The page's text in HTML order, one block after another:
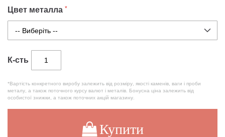
Цвет металла
К-сть
*Вартість конкретного виробу залежить від розміру, якості каменів, ваги і проби
металу, а також поточного курсу валют і металів. Бонусна ціна залежить від
особистої знижки, а також поточних акцій магазину.
Купити